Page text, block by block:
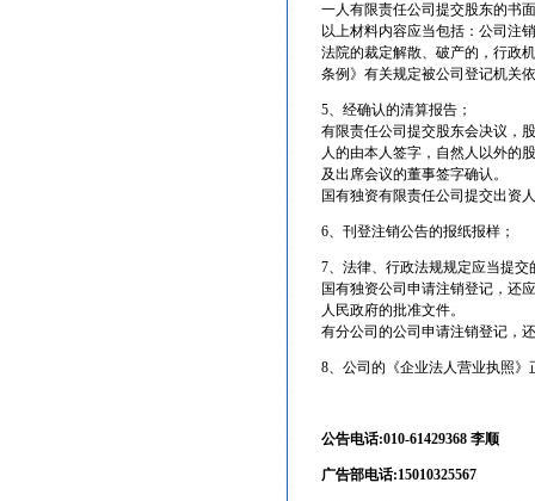
一人有限责任公司提交股东的书
以上材料内容应当包括：公司注
法院的裁定解散、破产的，行政
条例》有关规定被公司登记机关
5、经确认的清算报告；
有限责任公司提交股东会决议，
人的由本人签字，自然人以外的
及出席会议的董事签字确认。
国有独资有限责任公司提交出资
6、刊登注销公告的报纸报样；
7、法律、行政法规规定应当提交
国有独资公司申请注销登记，还
人民政府的批准文件。
有分公司的公司申请注销登记，
8、公司的《企业法人营业执照》
公告电话:010-61429368 李顺
广告部电话:15010325567